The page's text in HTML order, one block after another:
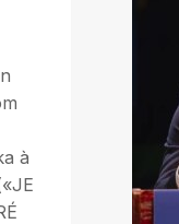
à